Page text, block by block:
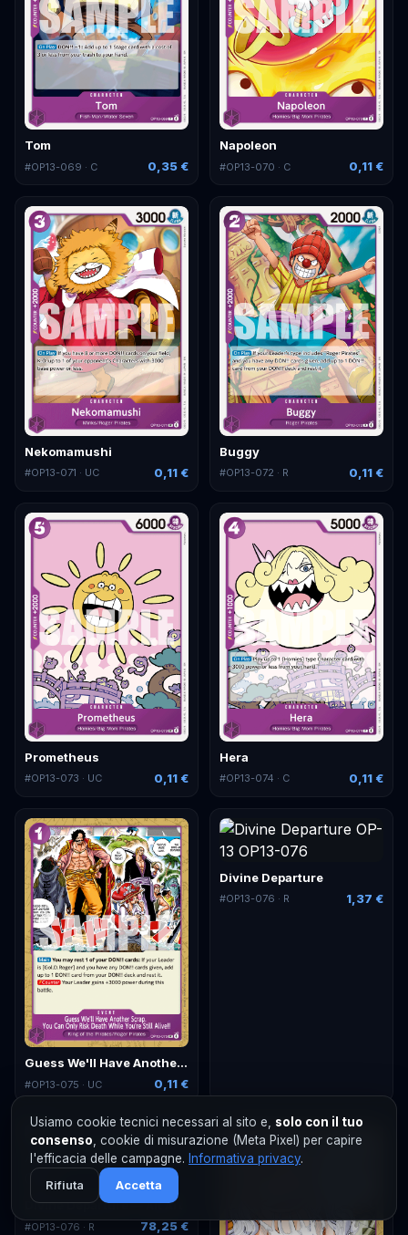
Tom
#OP13-069 · C 0,35 €
Napoleon
#OP13-070 · C 0,11 €
Nekomamushi
#OP13-071 · UC 0,11 €
Buggy
#OP13-072 · R 0,11 €
Prometheus
#OP13-073 · UC 0,11 €
Hera
#OP13-074 · C 0,11 €
Guess We'll Have Another Scrap. You Can Only Risk Death While You're Still Alive!!
#OP13-075 · UC 0,11 €
Divine Departure
#OP13-076 · R 1,37 €
Divine Departure — Alt Art
#OP13-076 · R 78,25 €
Usiamo cookie tecnici necessari al sito e, solo con il tuo
consenso , cookie di misurazione (Meta Pixel) per capire
l'efficacia delle campagne. Informativa privacy.
Rifiuta
Accetta